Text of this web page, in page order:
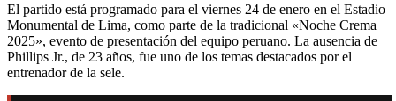
El partido está programado para el viernes 24 de enero en el Estadio
Monumental de Lima, como parte de la tradicional «Noche Crema
2025», evento de presentación del equipo peruano. La ausencia de
Phillips Jr., de 23 años, fue uno de los temas destacados por el
entrenador de la sele.